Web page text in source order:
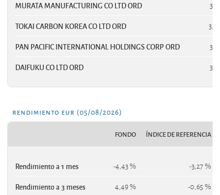
MURATA MANUFACTURING CO LTD ORD
TOKAI CARBON KOREA CO LTD ORD
PAN PACIFIC INTERNATIONAL HOLDINGS CORP ORD
DAIFUKU CO LTD ORD
rendimiento eur (05/08/2026)
FONDO ÍNDICE DE REFERENCIA
Rendimiento a 1 mes -4,43 % -3,27 %
Rendimiento a 3 meses 4,49 % -0,65 %